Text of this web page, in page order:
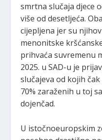
smrtna slučaja djece
više od desetljeća.
cijepljena jer su
menonitske
prihvaća suvremenu
2025. u SAD-u je
slučajeva od kojih
70% zaraženih u toj
dojenčad.
U istočnoeuropskim